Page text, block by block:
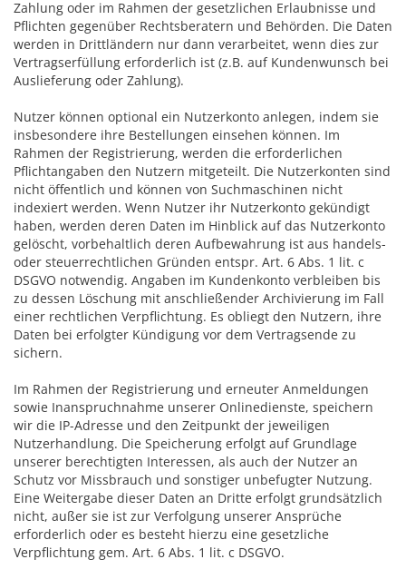
Zahlung oder im Rahmen der gesetzlichen Erlaubnisse und
Pflichten gegenüber Rechtsberatern und Behörden. Die Daten
werden in Drittländern nur dann verarbeitet, wenn dies zur
Vertragserfüllung erforderlich ist (z.B. auf Kundenwunsch bei
Auslieferung oder Zahlung).
Nutzer können optional ein Nutzerkonto anlegen, indem sie
insbesondere ihre Bestellungen einsehen können. Im
Rahmen der Registrierung, werden die erforderlichen
Pflichtangaben den Nutzern mitgeteilt. Die Nutzerkonten sind
nicht öffentlich und können von Suchmaschinen nicht
indexiert werden. Wenn Nutzer ihr Nutzerkonto gekündigt
haben, werden deren Daten im Hinblick auf das Nutzerkonto
gelöscht, vorbehaltlich deren Aufbewahrung ist aus handels-
oder steuerrechtlichen Gründen entspr. Art. 6 Abs. 1 lit. c
DSGVO notwendig. Angaben im Kundenkonto verbleiben bis
zu dessen Löschung mit anschließender Archivierung im Fall
einer rechtlichen Verpflichtung. Es obliegt den Nutzern, ihre
Daten bei erfolgter Kündigung vor dem Vertragsende zu
sichern.
Im Rahmen der Registrierung und erneuter Anmeldungen
sowie Inanspruchnahme unserer Onlinedienste, speichern
wir die IP-Adresse und den Zeitpunkt der jeweiligen
Nutzerhandlung. Die Speicherung erfolgt auf Grundlage
unserer berechtigten Interessen, als auch der Nutzer an
Schutz vor Missbrauch und sonstiger unbefugter Nutzung.
Eine Weitergabe dieser Daten an Dritte erfolgt grundsätzlich
nicht, außer sie ist zur Verfolgung unserer Ansprüche
erforderlich oder es besteht hierzu eine gesetzliche
Verpflichtung gem. Art. 6 Abs. 1 lit. c DSGVO.